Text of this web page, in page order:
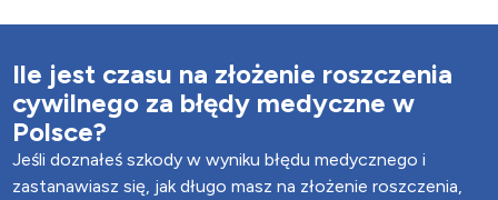
Ile jest czasu na złożenie roszczenia
cywilnego za błędy medyczne w
Polsce?
Jeśli doznałeś szkody w wyniku błędu medycznego i
zastanawiasz się, jak długo masz na złożenie roszczenia,